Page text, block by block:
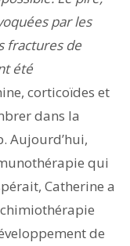
par les
fractures de
été
corticoïdes et
dans la
Aujourd’hui,
qui
Catherine a
de